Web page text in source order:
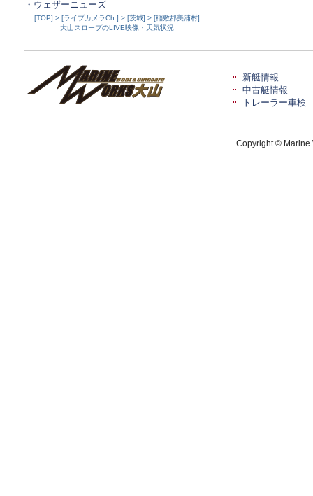
・ウェザーニューズ
[TOP] > [ライブカメラCh.] > [茨城] > [稲敷郡美浦村]
大山スロープのLIVE映像・天気状況
新艇情報
中古艇情報
トレーラー車検
Copyright © Marine